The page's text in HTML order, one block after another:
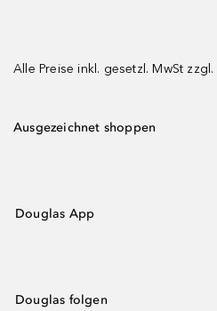
Alle Preise inkl. gesetzl. MwSt zzgl.
Ausgezeichnet shoppen
Douglas App
Douglas folgen